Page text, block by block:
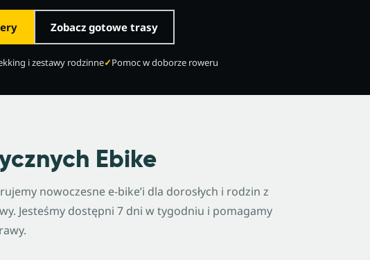
Zobacz gotowe trasy
i zestawy rodzinne Pomoc w doborze roweru
Ebike
nowoczesne e-bike’i dla dorosłych i rodzin z
Jesteśmy dostępni 7 dni w tygodniu i pomagamy